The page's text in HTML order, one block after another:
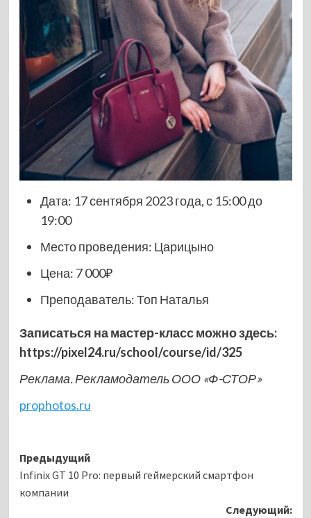
Дата: 17 сентября 2023 года, с 15:00 до
19:00
Место проведения: Царицыно
Цена: 7 000₽
Преподаватель: Топ Наталья
Записаться на мастер-класс можно здесь:
https://pixel24.ru/school/course/id/325
Реклама. Рекламодатель ООО «Ф-СТОР»
prophotos.ru
Навигация
записи
Предыдущий
Infinix GT 10 Pro: первый геймерский смартфон
компании
Следующий: